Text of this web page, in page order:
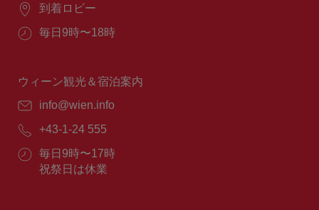
場
到着ロビー
営
間：
毎日9時〜18時
ウィーン観光＆宿泊案内
E
ー
ル：
info@wien.info
電
番
号：
+43-1-24 555
営
業
毎日9時〜17時
祝祭日は休業